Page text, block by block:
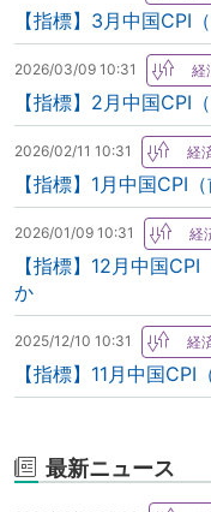
【指標】3月中国CPI
2026/03/09 10:31
【指標】2月中国CPI
2026/02/11 10:31
【指標】1月中国CPI
2026/01/09 10:31
【指標】12月中国
か
2025/12/10 10:31
【指標】11月中国
最新ニュース